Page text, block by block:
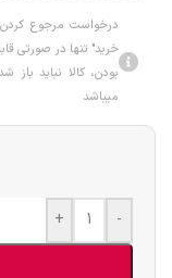
درخواست مرجوع کردن
خرید" تنها در صورتی
میباشد
-
+